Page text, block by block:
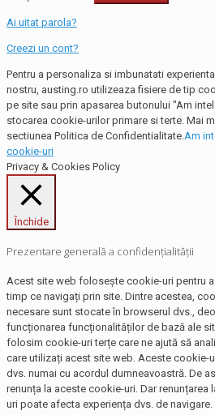
Ai uitat parola?
Creezi un cont?
Pentru a personaliza si imbunatati
nostru, austing.ro utilizeaza fisiere de tip
pe site sau prin apasarea butonului "Am
stocarea cookie-urilor primare si terte. Mai
sectiunea Politica de Confidentialitate. Am
cookie-uri
Privacy & Cookies Policy
Închide
Prezentare generală a confidențialității
Acest site web folosește cookie-uri pentru
timp ce navigați prin site. Dintre acestea,
necesare sunt stocate în browserul dvs.,
funcționarea funcționalităților de bază ale
folosim cookie-uri terțe care ne ajută să
care utilizați acest site web. Aceste cookie-
dvs. numai cu acordul dumneavoastră. De
renunța la aceste cookie-uri. Dar
uri poate afecta experiența dvs. de navigare.